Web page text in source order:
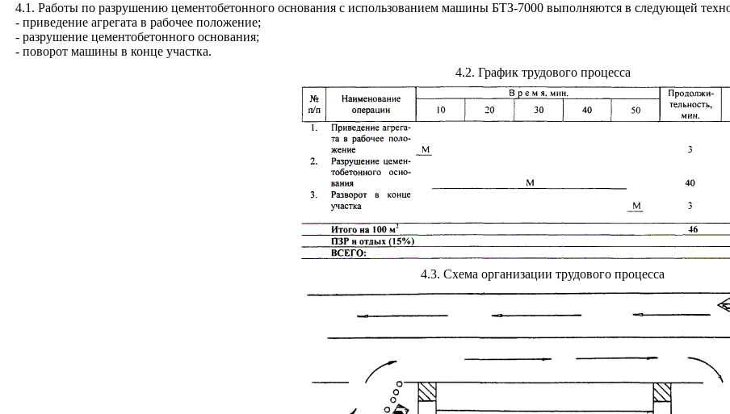
4.1 . Работы по разрушению цементобетонного основания с использованием машины БТЗ-7000 выполняются в следующей
- приведение агрегата в рабочее положение;
- разрушение цементобетонного основания;
- поворот машины в конце участка.
4.2. График трудового процесса
4.3. Схема организации трудового процесса